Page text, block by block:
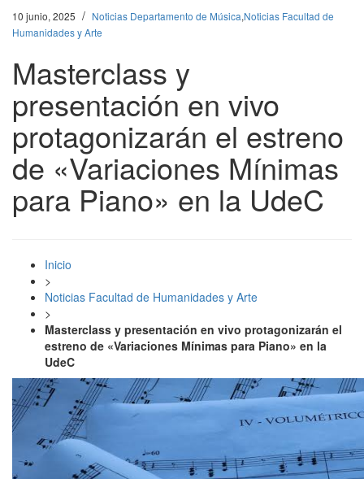
10 junio, 2025 / Noticias Departamento de Música,Noticias Facultad de
Humanidades y Arte
Masterclass y
presentación en vivo
protagonizarán el estreno
de «Variaciones Mínimas
para Piano» en la UdeC
Inicio
>
Noticias Facultad de Humanidades y Arte
>
Masterclass y presentación en vivo protagonizarán el
estreno de «Variaciones Mínimas para Piano» en la
UdeC